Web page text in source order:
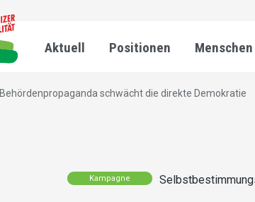
Aktuell Positionen Menschen
Behördenpropaganda schwächt die direkte Demokratie
Kampagne